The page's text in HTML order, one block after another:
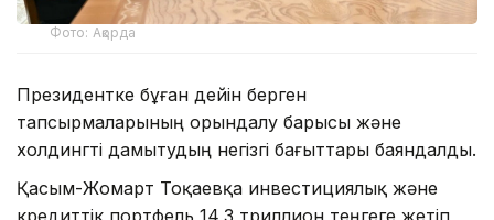
Фото: Ақорда
Президентке бұған дейін берген
тапсырмаларының орындалу барысы және
холдингті дамытудың негізгі бағыттары баяндалды.
Қасым-Жомарт Тоқаевқа инвестициялық және